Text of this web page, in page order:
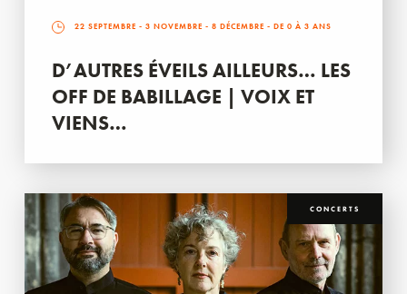
22 SEPTEMBRE - 3 NOVEMBRE - 8 DÉCEMBRE - DE 0 À 3 ANS
D’AUTRES ÉVEILS AILLEURS… LES
OFF DE BABILLAGE | VOIX ET
VIENS…
CONCERTS